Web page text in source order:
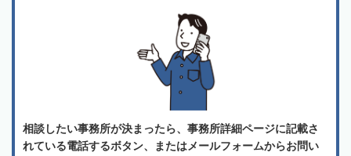
相談したい事務所が決まったら、事務所詳細ページに記載さ
れている電話するボタン、またはメールフォームからお問い